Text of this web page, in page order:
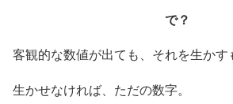
で？
客観的な数値が出ても、それを生かす
生かせなければ、ただの数字。